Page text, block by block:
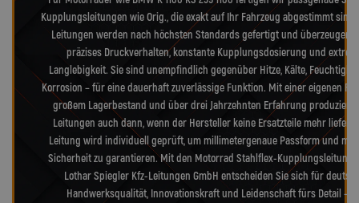
Kupplungsleitungen wie Orig., die exakt auf Ihr Fahrzeug abgestimmt sind.
Leitungen werden nach höchsten Standards gefertigt und überzeugen
präzises Druckverhalten, konstante Kupplungsdosierung und
Langlebigkeit. Sie sind unempfindlich gegenüber Hitze, Kälte,
Korrosion – für eine dauerhaft zuverlässige Funktion. Mit einer eigenen
großem Lagerbestand und über drei Jahrzehnten Erfahrung
Leitungen auch dann, wenn der Hersteller keine Ersatzteile mehr liefert.
Leitung wird individuell geprüft, um millimetergenaue Passform und
Sicherheit zu garantieren. Mit den Motorrad Stahlflex-
Lothar Spiegler Kfz-Leitungen GmbH entscheiden Sie sich für
Handwerksqualität, Innovationskraft und Leidenschaft fürs Detail –